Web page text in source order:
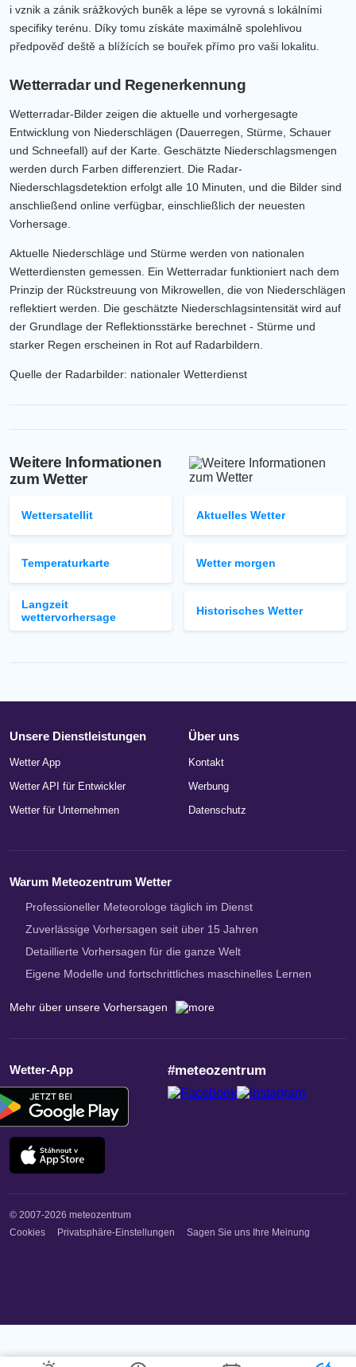
i vznik a zánik srážkových buněk a lépe se vyrovná s lokálními
specifiky terénu. Díky tomu získáte maximálně spolehlivou
předpověď deště a blížících se bouřek přímo pro vaši lokalitu.
Wetterradar und Regenerkennung
Wetterradar-Bilder zeigen die aktuelle und vorhergesagte
Entwicklung von Niederschlägen (Dauerregen, Stürme, Schauer
und Schneefall) auf der Karte. Geschätzte Niederschlagsmengen
werden durch Farben differenziert. Die Radar-
Niederschlagsdetektion erfolgt alle 10 Minuten, und die Bilder sind
anschließend online verfügbar, einschließlich der neuesten
Vorhersage.
Aktuelle Niederschläge und Stürme werden von nationalen
Wetterdiensten gemessen. Ein Wetterradar funktioniert nach dem
Prinzip der Rückstreuung von Mikrowellen, die von Niederschlägen
reflektiert werden. Die geschätzte Niederschlagsintensität wird auf
der Grundlage der Reflektionsstärke berechnet - Stürme und
starker Regen erscheinen in Rot auf Radarbildern.
Quelle der Radarbilder: nationaler Wetterdienst
Weitere Informationen
zum Wetter
Wettersatellit
Temperaturkarte
Langzeit
wettervorhersage
Aktuelles Wetter
Wetter morgen
Historisches Wetter
Unsere Dienstleistungen
Wetter App
Wetter API für Entwickler
Wetter für Unternehmen
Über uns
Kontakt
Werbung
Datenschutz
Warum Meteozentrum Wetter
Professioneller Meteorologe täglich im Dienst
Zuverlässige Vorhersagen seit über 15 Jahren
Detaillierte Vorhersagen für die ganze Welt
Eigene Modelle und fortschrittliches maschinelles Lernen
Mehr über unsere Vorhersagen
Wetter-App #meteozentrum
© 2007-2026 meteozentrum
Cookies
Privatsphäre-Einstellungen Sagen Sie uns Ihre Meinung